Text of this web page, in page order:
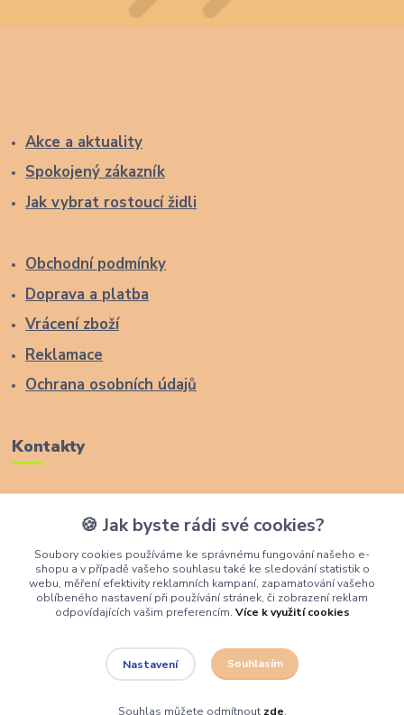
Akce a aktuality
Spokojený zákazník
Jak vybrat rostoucí židli
Obchodní podmínky
Doprava a platba
Vrácení zboží
Reklamace
Ochrana osobních údajů
Kontakty
+420 774 291 043
info@rostouci-zidle.cz
🍪 Jak byste rádi své cookies?
Soubory cookies používáme ke správnému fungování našeho e-
shopu a v případě vašeho souhlasu také ke sledování statistik o
webu, měření efektivity reklamních kampaní, zapamatování vašeho
oblíbeného nastavení při používání stránek, či zobrazení reklam
odpovídajících vašim preferencím. Více k využití cookies
Nastavení Souhlasím
Souhlas můžete odmítnout zde.